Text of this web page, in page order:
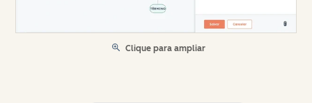
Clique para ampliar